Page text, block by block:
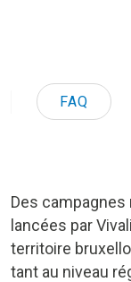
FAQ
Des
lancées par
territoire
tant au niveau